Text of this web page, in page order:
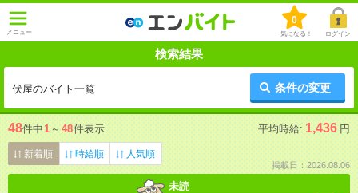
メニュー
0
気になる！ ログイン
検索結果
伏屋のバイト一覧 条件の変更
48件中1 ～ 48件表示 平均時給: 1,436 円
新着順 時給順 人気順
掲載日：2026.08.06
未読